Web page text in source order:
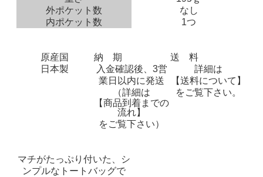
外ポケット数
内ポケット数
なし
1つ
原産国
日本製
納 期
入金確認後、3営
業日以内に発送
（詳細は
【商品到着までの
流れ】
をご覧下さい）
送 料
詳細は
【送料について】
をご覧下さい。
マチがたっぷり付いた、シ
ンプルなトートバッグで